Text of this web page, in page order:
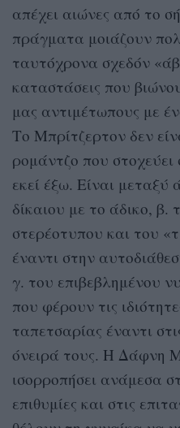
απέχει αιώνες από το
πράγματα μοιάζουν
ταυτόχρονα σχεδόν
καταστάσεις που
μας αντιμέτωπους με
Το Μπρίτζερτον δεν
ρομάντζο που στοχεύει
εκεί έξω. Είναι
δίκαιου με το άδικο,
στερέοτυπου και του
έναντι στην
γ. του επιβεβλημένου
που φέρουν τις
ταπετσαρίας έναντι
όνειρά τους. Η Δάφνη
ισορροπήσει ανάμεσα
επιθυμίες και στις